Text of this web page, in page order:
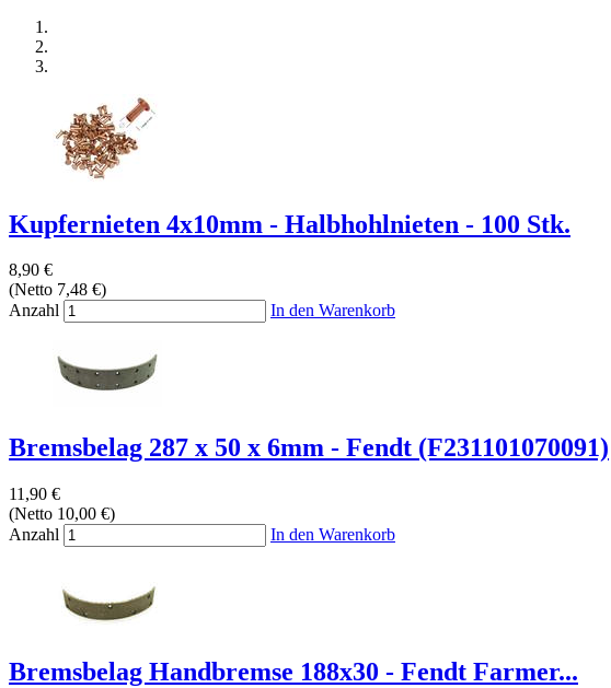
Kupfernieten 4x10mm - Halbhohlnieten - 100 Stk.
8,90 €
(Netto 7,48 €)
Anzahl
In den Warenkorb
Bremsbelag 287 x 50 x 6mm - Fendt (F231101070091)
11,90 €
(Netto 10,00 €)
Anzahl
In den Warenkorb
Bremsbelag Handbremse 188x30 - Fendt Farmer...